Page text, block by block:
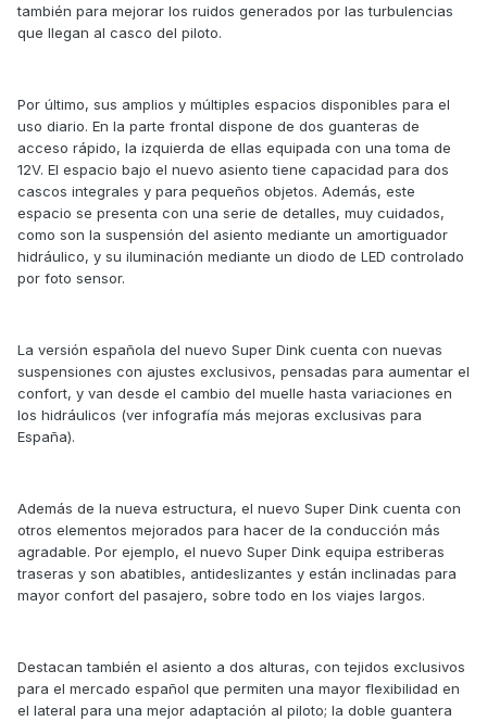
también para mejorar los ruidos generados por las turbulencias
que llegan al casco del piloto.
Por último, sus amplios y múltiples espacios disponibles para el
uso diario. En la parte frontal dispone de dos guanteras de
acceso rápido, la izquierda de ellas equipada con una toma de
12V. El espacio bajo el nuevo asiento tiene capacidad para dos
cascos integrales y para pequeños objetos. Además, este
espacio se presenta con una serie de detalles, muy cuidados,
como son la suspensión del asiento mediante un amortiguador
hidráulico, y su iluminación mediante un diodo de LED controlado
por foto sensor.
La versión española del nuevo Super Dink cuenta con nuevas
suspensiones con ajustes exclusivos, pensadas para aumentar el
confort, y van desde el cambio del muelle hasta variaciones en
los hidráulicos (ver infografía más mejoras exclusivas para
España).
Además de la nueva estructura, el nuevo Super Dink cuenta con
otros elementos mejorados para hacer de la conducción más
agradable. Por ejemplo, el nuevo Super Dink equipa estriberas
traseras y son abatibles, antideslizantes y están inclinadas para
mayor confort del pasajero, sobre todo en los viajes largos.
Destacan también el asiento a dos alturas, con tejidos exclusivos
para el mercado español que permiten una mayor flexibilidad en
el lateral para una mejor adaptación al piloto; la doble guantera